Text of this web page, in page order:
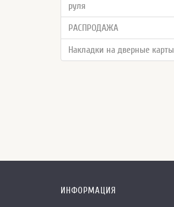
руля
РАСПРОДАЖА
Накладки на дверные карты
ИНФОРМАЦИЯ